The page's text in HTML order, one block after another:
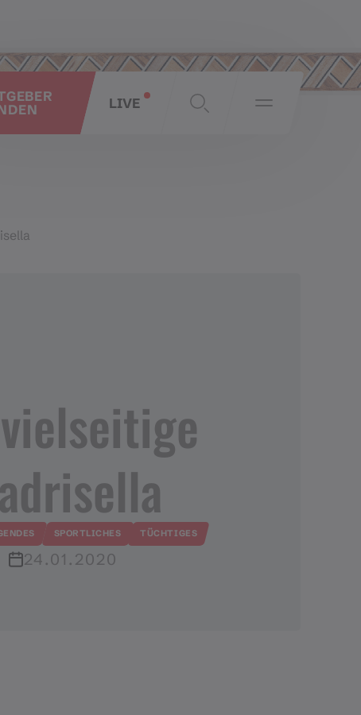
LIVE
SPORTLICHES TÜCHTIGES
24.01.2020